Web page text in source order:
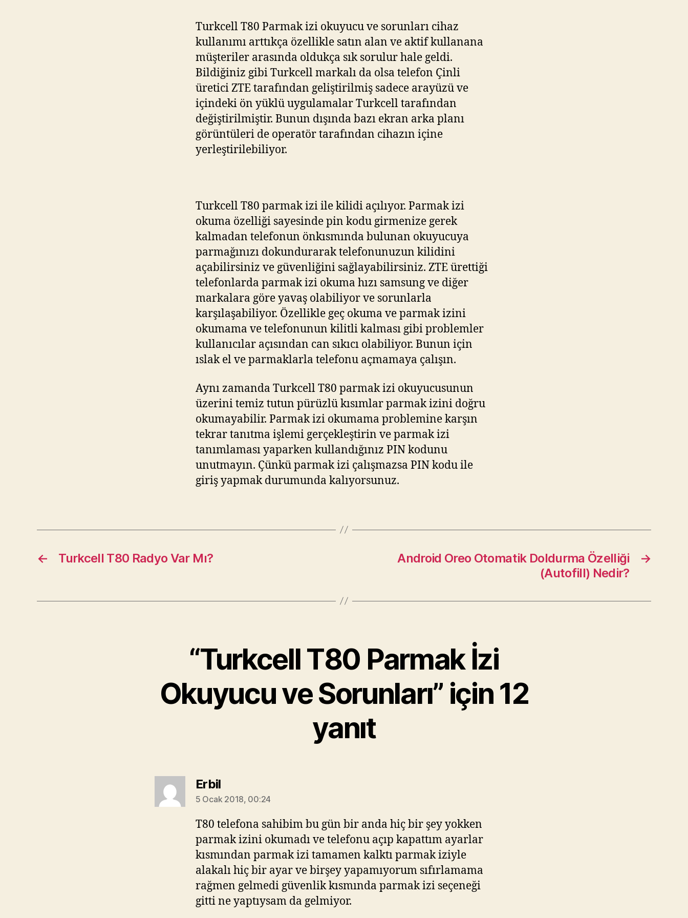
Turkcell T80 Parmak izi okuyucu ve sorunları cihaz
kullanımı arttıkça özellikle satın alan ve aktif kullanana
müşteriler arasında oldukça sık sorulur hale geldi.
Bildiğiniz gibi Turkcell markalı da olsa telefon Çinli
üretici ZTE tarafından geliştirilmiş sadece arayüzü ve
içindeki ön yüklü uygulamalar Turkcell tarafından
değiştirilmiştir. Bunun dışında bazı ekran arka planı
görüntüleri de operatör tarafından cihazın içine
yerleştirilebiliyor.
Turkcell T80 parmak izi ile kilidi açılıyor. Parmak izi
okuma özelliği sayesinde pin kodu girmenize gerek
kalmadan telefonun önkısmında bulunan okuyucuya
parmağınızı dokundurarak telefonunuzun kilidini
açabilirsiniz ve güvenliğini sağlayabilirsiniz. ZTE ürettiği
telefonlarda parmak izi okuma hızı samsung ve diğer
markalara göre yavaş olabiliyor ve sorunlarla
karşılaşabiliyor. Özellikle geç okuma ve parmak izini
okumama ve telefonunun kilitli kalması gibi problemler
kullanıcılar açısından can sıkıcı olabiliyor. Bunun için
ıslak el ve parmaklarla telefonu açmamaya çalışın.
Aynı zamanda Turkcell T80 parmak izi okuyucusunun
üzerini temiz tutun pürüzlü kısımlar parmak izini doğru
okumayabilir. Parmak izi okumama problemine karşın
tekrar tanıtma işlemi gerçekleştirin ve parmak izi
tanımlaması yaparken kullandığınız PIN kodunu
unutmayın. Çünkü parmak izi çalışmazsa PIN kodu ile
giriş yapmak durumunda kalıyorsunuz.
← Turkcell T80 Radyo Var Mı? →
Android Oreo Otomatik Doldurma Özelliği
(Autofill) Nedir?
“Turkcell T80 Parmak İzi
Okuyucu ve Sorunları” için 12
yanıt
Erbildiyorki:
5 Ocak 2018, 00:24
T80 telefona sahibim bu gün bir anda hiç bir şey yokken
parmak izini okumadı ve telefonu açıp kapattım ayarlar
kısmından parmak izi tamamen kalktı parmak iziyle
alakalı hiç bir ayar ve birşey yapamıyorum sıfırlamama
rağmen gelmedi güvenlik kısmında parmak izi seçeneği
gitti ne yaptıysam da gelmiyor.